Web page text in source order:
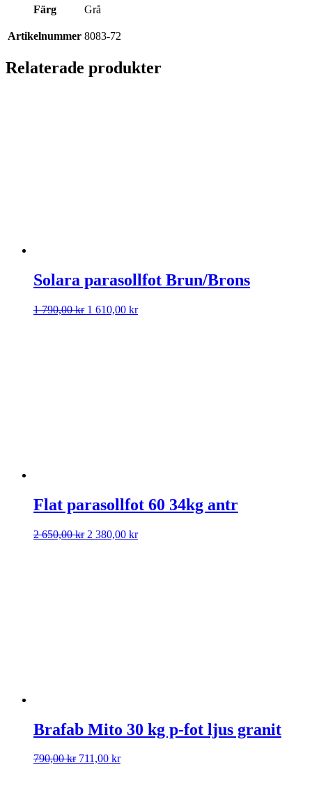
Färg Grå
Artikelnummer 8083-72
Relaterade produkter
Solara parasollfot Brun/Brons
1 790,00kr Det
1 610,00 krDet
Flat parasollfot 60 34kg antr
2 650,00kr Det
2 380,00 krDet
Brafab Mito 30 kg p-fot ljus granit
790,00kr Det
711,00 krDet